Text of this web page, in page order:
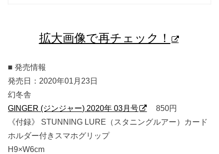
拡大画像で再チェック！
■ 発売情報
発売日：2020年01月23日
幻冬舎
GINGER (ジンジャー) 2020年 03月号
850円
《付録》 STUNNING LURE（スタニングルアー）カード
ホルダー付きスマホグリップ
H9×W6cm